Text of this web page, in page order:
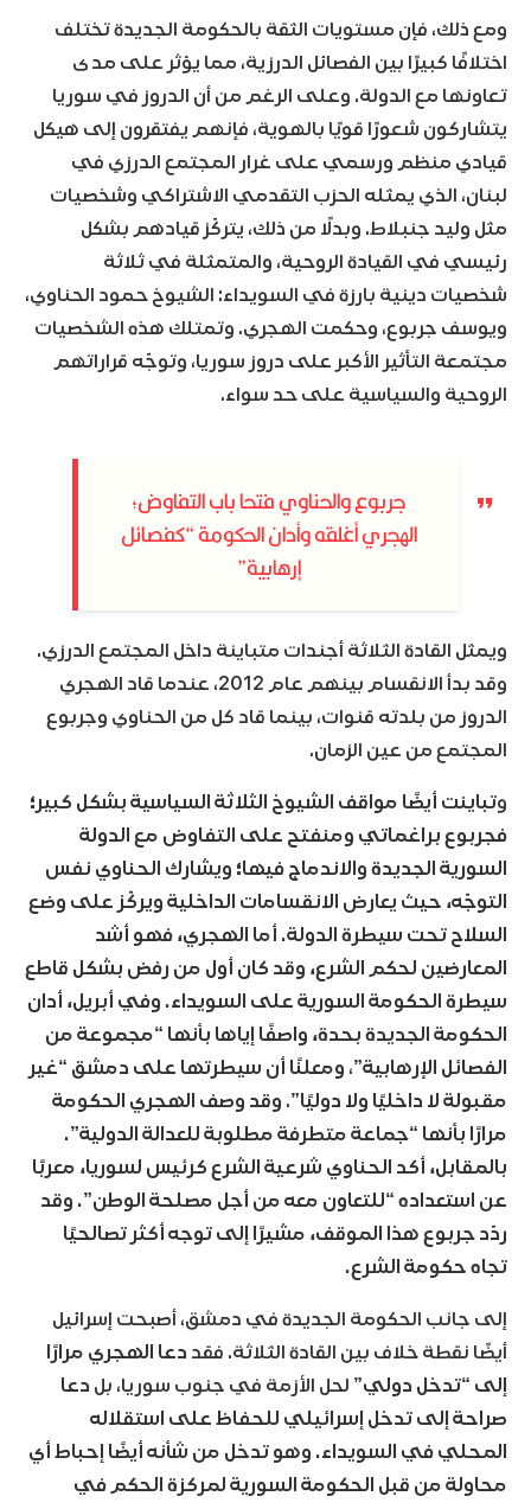
ومع ذلك، فإن مستويات الثقة بالحكومة الجديدة تختلف
اختلافًا كبيرًا بين الفصائل الدرزية، مما يؤثر على مدى
تعاونها مع الدولة. وعلى الرغم من أن الدروز في سوريا
يتشاركون شعورًا قويًا بالهوية، فإنهم يفتقرون إلى هيكل
قيادي منظم ورسمي على غرار المجتمع الدرزي في
لبنان، الذي يمثله الحزب التقدمي الاشتراكي وشخصيات
مثل وليد جنبلاط. وبدلًا من ذلك، يتركّز قيادهم بشكل
رئيسي في القيادة الروحية، والمتمثلة في ثلاثة
شخصيات دينية بارزة في السويداء: الشيوخ حمود الحناوي،
ويوسف جربوع، وحكمت الهجري. وتمتلك هذه الشخصيات
مجتمعة التأثير الأكبر على دروز سوريا، وتوجّه قراراتهم
الروحية والسياسية على حد سواء.
جربوع والحناوي فتحا باب التفاوض؛
الهجري أغلقه وأدان الحكومة “كفصائل
إرهابية”
ويمثل القادة الثلاثة أجندات متباينة داخل المجتمع الدرزي.
وقد بدأ الانقسام بينهم عام 2012، عندما قاد الهجري
الدروز من بلدته قنوات، بينما قاد كل من الحناوي وجربوع
المجتمع من عين الزمان.
وتباينت أيضًا مواقف الشيوخ الثلاثة السياسية بشكل كبير؛
فجربوع براغماتي ومنفتح على التفاوض مع الدولة
السورية الجديدة والاندماج فيها؛ ويشارك الحناوي نفس
التوجّه، حيث يعارض الانقسامات الداخلية ويركّز على وضع
السلاح تحت سيطرة الدولة. أما الهجري، فهو أشد
المعارضين لحكم الشرع، وقد كان أول من رفض بشكل قاطع
سيطرة الحكومة السورية على السويداء. وفي أبريل، أدان
الحكومة الجديدة بحدة، واصفًا إياها بأنها “مجموعة من
الفصائل الإرهابية”، ومعلنًا أن سيطرتها على دمشق “غير
مقبولة لا داخليًا ولا دوليًا”. وقد وصف الهجري الحكومة
مرارًا بأنها “جماعة متطرفة مطلوبة للعدالة الدولية”.
بالمقابل، أكد الحناوي شرعية الشرع كرئيس لسوريا، معربًا
عن استعداده “للتعاون معه من أجل مصلحة الوطن”. وقد
ردّد جربوع هذا الموقف، مشيرًا إلى توجه أكثر تصالحيًا
تجاه حكومة الشرع.
إلى جانب الحكومة الجديدة في دمشق، أصبحت إسرائيل
أيضًا نقطة خلاف بين القادة الثلاثة. فقد دعا الهجري مرارًا
إلى “تدخل دولي” لحل الأزمة في جنوب سوريا، بل دعا
صراحة إلى تدخل إسرائيلي للحفاظ على استقلاله
المحلي في السويداء. وهو تدخل من شأنه أيضًا إحباط أي
محاولة من قبل الحكومة السورية لمركزة الحكم في